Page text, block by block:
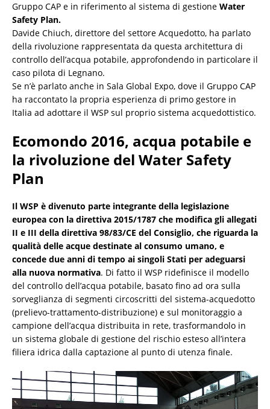
Gruppo CAP e in riferimento al sistema di gestione Water
Safety Plan.
Davide Chiuch, direttore del settore Acquedotto, ha parlato
della rivoluzione rappresentata da questa architettura di
controllo dell’acqua potabile, approfondendo in particolare il
caso pilota di Legnano.
Se n’è parlato anche in Sala Global Expo, dove il Gruppo CAP
ha raccontato la propria esperienza di primo gestore in
Italia ad adottare il WSP sul proprio sistema acquedottistico.
Ecomondo 2016, acqua potabile e
la rivoluzione del Water Safety
Plan
Il WSP è divenuto parte integrante della legislazione
europea con la direttiva 2015/1787 che modifica gli allegati
II e III della direttiva 98/83/CE del Consiglio, che riguarda la
qualità delle acque destinate al consumo umano, e
concede due anni di tempo ai singoli Stati per adeguarsi
alla nuova normativa. Di fatto il WSP ridefinisce il modello
del controllo dell’acqua potabile, basato fino ad ora sulla
sorveglianza di segmenti circoscritti del sistema-acquedotto
(prelievo-trattamento-distribuzione) e sul monitoraggio a
campione dell’acqua distribuita in rete, trasformandolo in
un sistema globale di gestione del rischio esteso all’intera
filiera idrica dalla captazione al punto di utenza finale.